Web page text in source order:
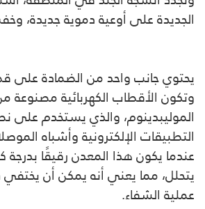
الجديدة على أوعية دموية جديدة،
يحتوي جانب واحد من الضمادة على
وتكون الأقطاب الكهربائية
الموليبدينوم، والذي يستخدم
التطبيقات الإلكترونية وأشباه
عندما يكون هذا المعدن رقيقًا بدرجة
يتحلل، مما يعني أنه يمكن أن
عملية الشفاء.